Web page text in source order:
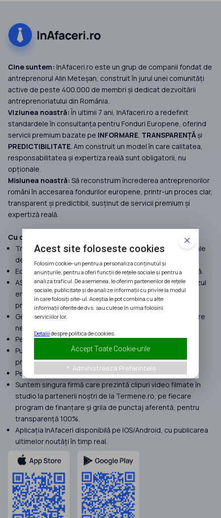
Cine suntem: InAfaceri.ro este un grup de companii fondat de
antreprenorul Alin Meteșan, construit în jurul unei comunități
active de peste 400.000 de membri și dedicat dezvoltării
antreprenoriatului din România.
Viziunea noastră:În ultimii 7 ani, InAfaceri.ro a redefinit
standardele în consultanța pentru Fonduri Europene, oferind
servicii premium bazate pe INFORMARE, TRANSPARENȚĂși
PREDICTIBILITATE. Am construit un model în care calitatea,
responsabilitatea și expertiza reală sunt obligatorii, nu
opționale.
Misiunea noastră: Să reconstruim încrederea antreprenorilor
români în accesarea fondurilor europene, printr-un proces clar,
transparent și predictibil, susținut de servicii premium și
expertiză reală.
Cu ce facem diferența:
Transparență 100%, preluăm doar proiecte cu șanse reale
de finanțare.
Echipă formată doar din consultanți seniori cu experiență.
ASIGURARE MALPRAXIS pentru a despăgubi clienții, în cazul
erorilor umane suferite în procesul de implementare a
proiectelor.
Gestionăm proiecte cu peste 120 milioane EURO finanțare
nerambursabilă atrasă în 2025.
Peste 400 de clienți în anul 2025.
Punem focus doar pe proiecte complexe. Nu preluăm
proiecte Start Up Nation.
Peste 190 review-uri Google doar cu 5★.
Suntem singura firmă care prezintă clipuri video filmate în
studio la partenerii noștri de la Termene.ro, pe fiecare
program de finanțare și grila de punctaj aferentă, pentru
transparență 100%.
Aplicația InAfaceri disponibilă pe IOS/Android, cu publicarea
ultimelor noutăți în timp real.
Acest site foloseste cookies
Folosim cookie-uri pentru a personaliza conținutul și
anunțurile, pentru a oferi funcții de rețele sociale și pentru a
analiza traficul. De asemenea, le oferim partenerilor de rețele
sociale, publicitate și de analize informații cu privire la modul
în care folosiți site-ul. Aceștia le pot combina cu alte
informații oferite de dvs. sau culese în urma folosirii
serviciilor lor.
Detalii despre politica de cookies.
Accept Toate Cookie-urile
keyboard_arrow_right Administreaza Preferintele